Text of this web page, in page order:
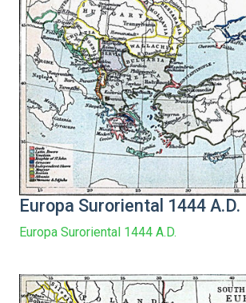
Europa Suroriental 1444 A.D.
Europa Suroriental 1444 A.D.